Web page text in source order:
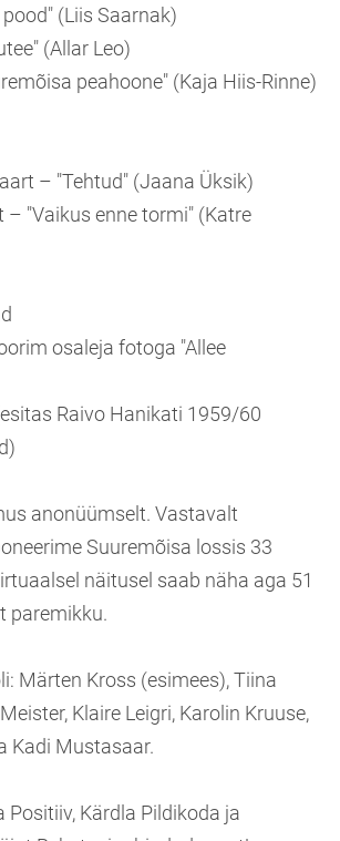
(Liis Saarnak)
(Allar Leo)
peahoone" (Kaja Hiis-Rinne)
– "Tehtud" (Jaana Üksik)
– "Vaikus enne tormi" (Katre
osaleja fotoga "Allee
Raivo Hanikati 1959/60
anonüümselt. Vastavalt
Suuremõisa lossis 33
näitusel saab näha aga 51
paremikku.
Märten Kross (esimees), Tiina
Klaire Leigri, Karolin Kruuse,
Kadi Mustasaar.
Positiiv, Kärdla Pildikoda ja